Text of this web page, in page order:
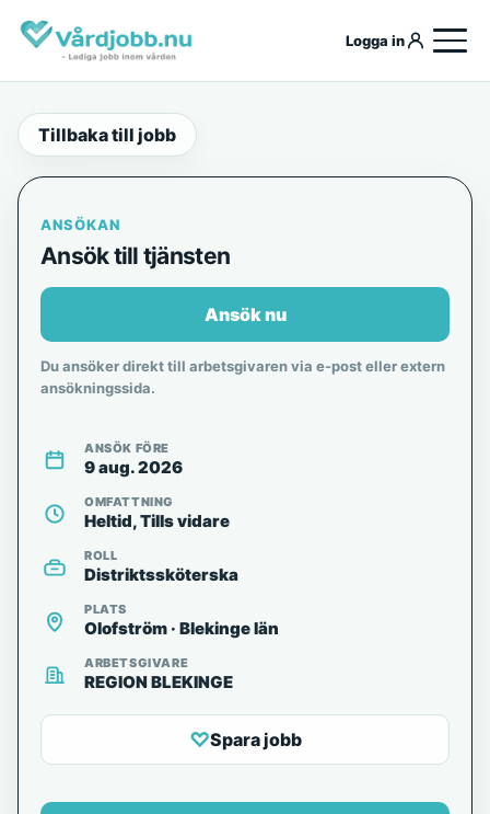
Logga in
Tillbaka till jobb
ANSÖKAN
Ansök till tjänsten
Ansök nu
Du ansöker direkt till arbetsgivaren via e-post eller extern
ansökningssida.
ANSÖK FÖRE
9 aug. 2026
OMFATTNING
Heltid, Tills vidare
ROLL
Distriktssköterska
PLATS
Olofström · Blekinge län
ARBETSGIVARE
REGION BLEKINGE
♡Spara jobb